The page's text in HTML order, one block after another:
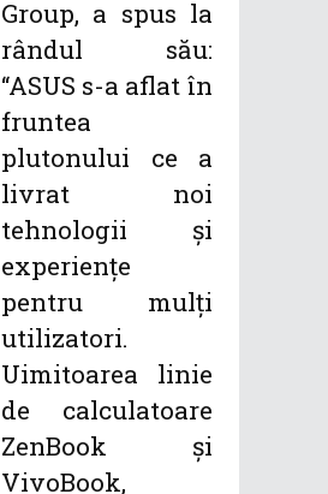
Group, a spus la
rândul său:
“ASUS s-a aflat în
fruntea
plutonului ce a
livrat noi
tehnologii și
experiențe
pentru mulți
utilizatori.
Uimitoarea linie
de calculatoare
ZenBook și
VivoBook,